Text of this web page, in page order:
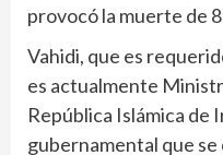
provocó la muerte de
Vahidi, que es
es actualmente
República Islámica de
gubernamental que